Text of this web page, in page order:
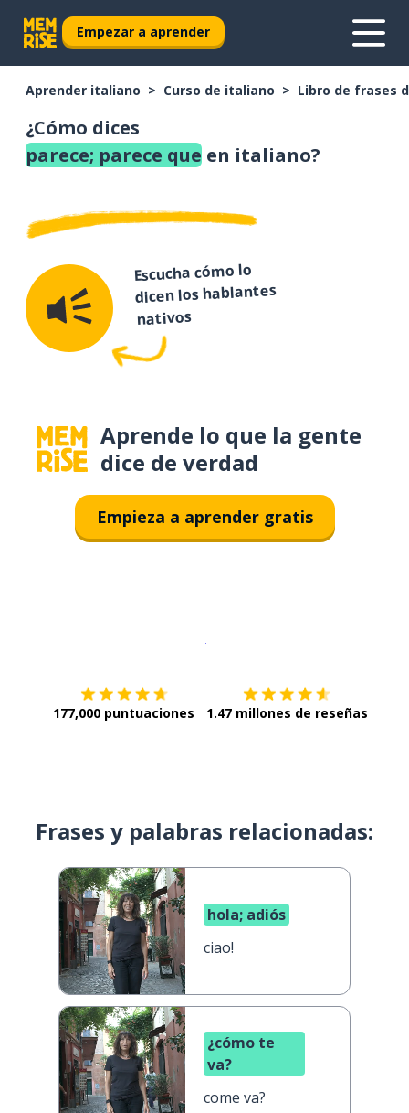
Empezar a aprender
Aprender italiano Curso de italiano Libro de frases
¿Cómo dices
parece; parece que en italiano?
Escucha cómo lo
dicen los hablantes
nativos
Aprende lo que la gente
dice de verdad
Empieza a aprender gratis
177,000 puntuaciones 1.47 millones de reseñas
Frases y palabras relacionadas:
hola; adiós
ciao!
¿cómo te
va?
come va?